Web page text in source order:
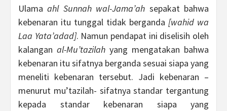
Ulamaahl Sunnah wal-Jama’ah sepakat bahwa
kebenaran itu tunggal tidak berganda [wahid wa
Laa Yata’adad]. Namun pendapat ini diselisih oleh
kalangan al-Mu’tazilah yang mengatakan bahwa
kebenaran itu sifatnya berganda sesuai siapa yang
meneliti kebenaran tersebut. Jadi kebenaran –
menurut mu’tazilah- sifatnya standar tergantung
kepada standar kebenaran siapa yang